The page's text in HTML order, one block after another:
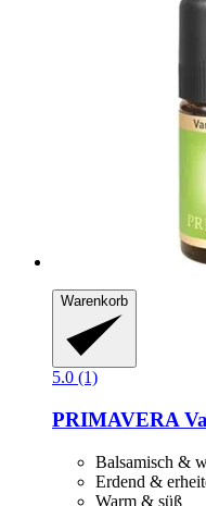
Warenkorb
5.0 (1)
PRIMAVERA
Balsamisch &
Erdend &
Warm & süß